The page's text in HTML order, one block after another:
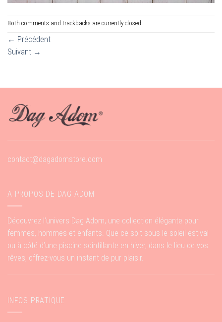
Both comments and trackbacks are currently closed.
← Précédent
Suivant →
contact@dagadomstore.com
A PROPOS DE DAG ADOM
Découvrez l’univers Dag Adom, une collection élégante pour
femmes, hommes et enfants. Que ce soit sous le soleil estival
ou à côté d’une piscine scintillante en hiver, dans le lieu de vos
rêves, offrez-vous un instant de pur plaisir.
INFOS PRATIQUE